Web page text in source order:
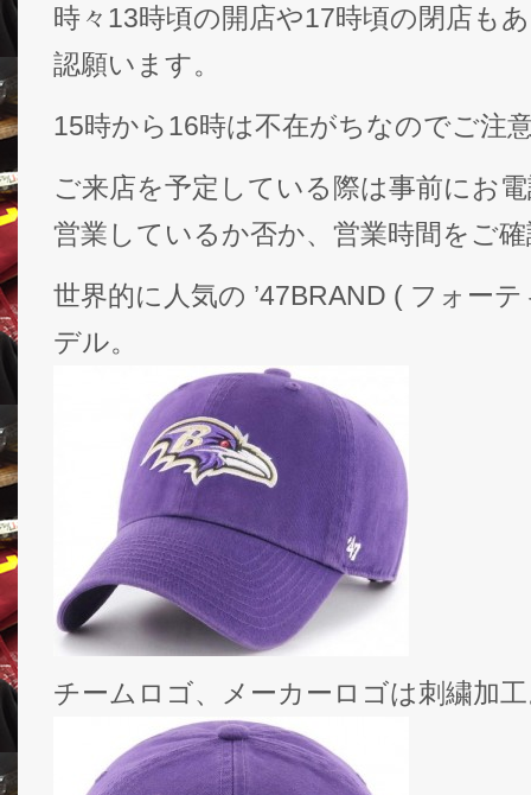
時々13時頃の開店や17時頃の閉店も
認願います。
15時から16時は不在がちなのでご注
ご来店を予定している際は事前にお
営業しているか否か、営業時間をご
世界的に人気の ’47BRAND ( フォー
デル。
チームロゴ、メーカーロゴは刺繍加